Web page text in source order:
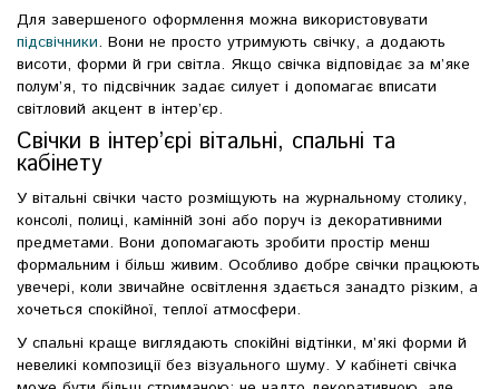
Для завершеного оформлення можна використовувати
підсвічники. Вони не просто утримують свічку, а додають
висоти, форми й гри світла. Якщо свічка відповідає за м’яке
полум’я, то підсвічник задає силует і допомагає вписати
світловий акцент в інтер’єр.
Свічки в інтер’єрі вітальні, спальні та
кабінету
У вітальні свічки часто розміщують на журнальному столику,
консолі, полиці, камінній зоні або поруч із декоративними
предметами. Вони допомагають зробити простір менш
формальним і більш живим. Особливо добре свічки працюють
увечері, коли звичайне освітлення здається занадто різким, а
хочеться спокійної, теплої атмосфери.
У спальні краще виглядають спокійні відтінки, м’які форми й
невеликі композиції без візуального шуму. У кабінеті свічка